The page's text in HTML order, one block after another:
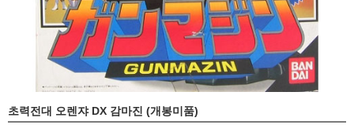
초력전대 오렌쟈 DX 감마진 (개봉미품)